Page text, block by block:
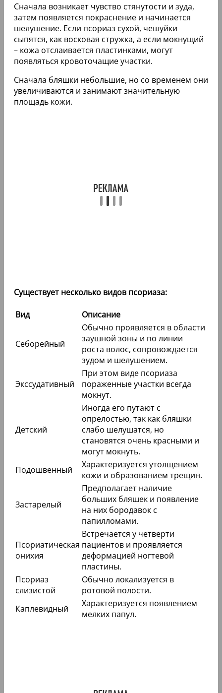
Сначала возникает чувство стянутости и зуда,
затем появляется покраснение и начинается
шелушение. Если псориаз сухой, чешуйки
сыпятся, как восковая стружка, а если мокнущий
– кожа отслаивается пластинками, могут
появляться кровоточащие участки.
Сначала бляшки небольшие, но со временем они
увеличиваются и занимают значительную
площадь кожи.
Существует несколько видов псориаза:
Вид Описание
Себорейный
Обычно проявляется в области
заушной зоны и по линии
роста волос, сопровождается
зудом и шелушением.
Экссудативный
При этом виде псориаза
пораженные участки всегда
мокнут.
Детский
Иногда его путают с
опрелостью, так как бляшки
слабо шелушатся, но
становятся очень красными и
могут мокнуть.
Подошвенный
Характеризуется утолщением
кожи и образованием трещин.
Застарелый
Предполагает наличие
больших бляшек и появление
на них бородавок с
папилломами.
Псориатическая
онихия
Встречается у четверти
пациентов и проявляется
деформацией ногтевой
пластины.
Псориаз
слизистой
Обычно локализуется в
ротовой полости.
Каплевидный
Характеризуется появлением
мелких папул.